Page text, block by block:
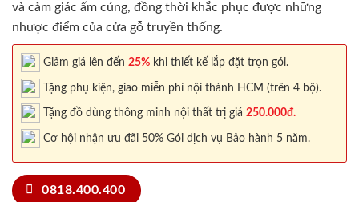
và cảm giác ấm cúng, đồng thời khắc phục được những
nhược điểm của cửa gỗ truyền thống.
Giảm giá lên đến 25% khi thiết kế lắp đặt trọn gói.
Tặng phụ kiện, giao miễn phí nội thành HCM (trên 4 bộ).
Tặng đồ dùng thông minh nội thất trị giá 250.000đ.
Cơ hội nhận ưu đãi 50% Gói dịch vụ Bảo hành 5 năm.
0818.400.400